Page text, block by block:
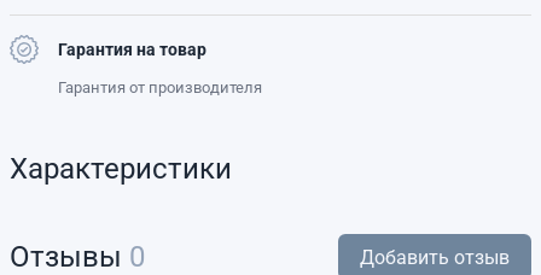
Гарантия на товар
Гарантия от производителя
Характеристики
Отзывы 0 Добавить отзыв